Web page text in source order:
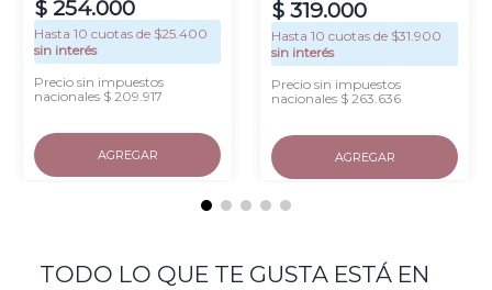
$ 254.000
Hasta 10 cuotas de $25.400
sin interés
Precio sin impuestos
nacionales $ 209.917
AGREGAR
$ 319.000
Hasta 10 cuotas de $31.900
sin interés
Precio sin impuestos
nacionales $ 263.636
AGREGAR
TODO LO QUE TE GUSTA ESTÁ EN